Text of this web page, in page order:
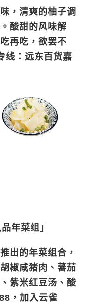
，清爽的柚子调
酸甜的风味解
再吃，欲罢不
线：远东百货嘉
年菜组」
的年菜组合，
椒咸猪肉、蕃茄
紫米红豆汤、酸
，加入云雀